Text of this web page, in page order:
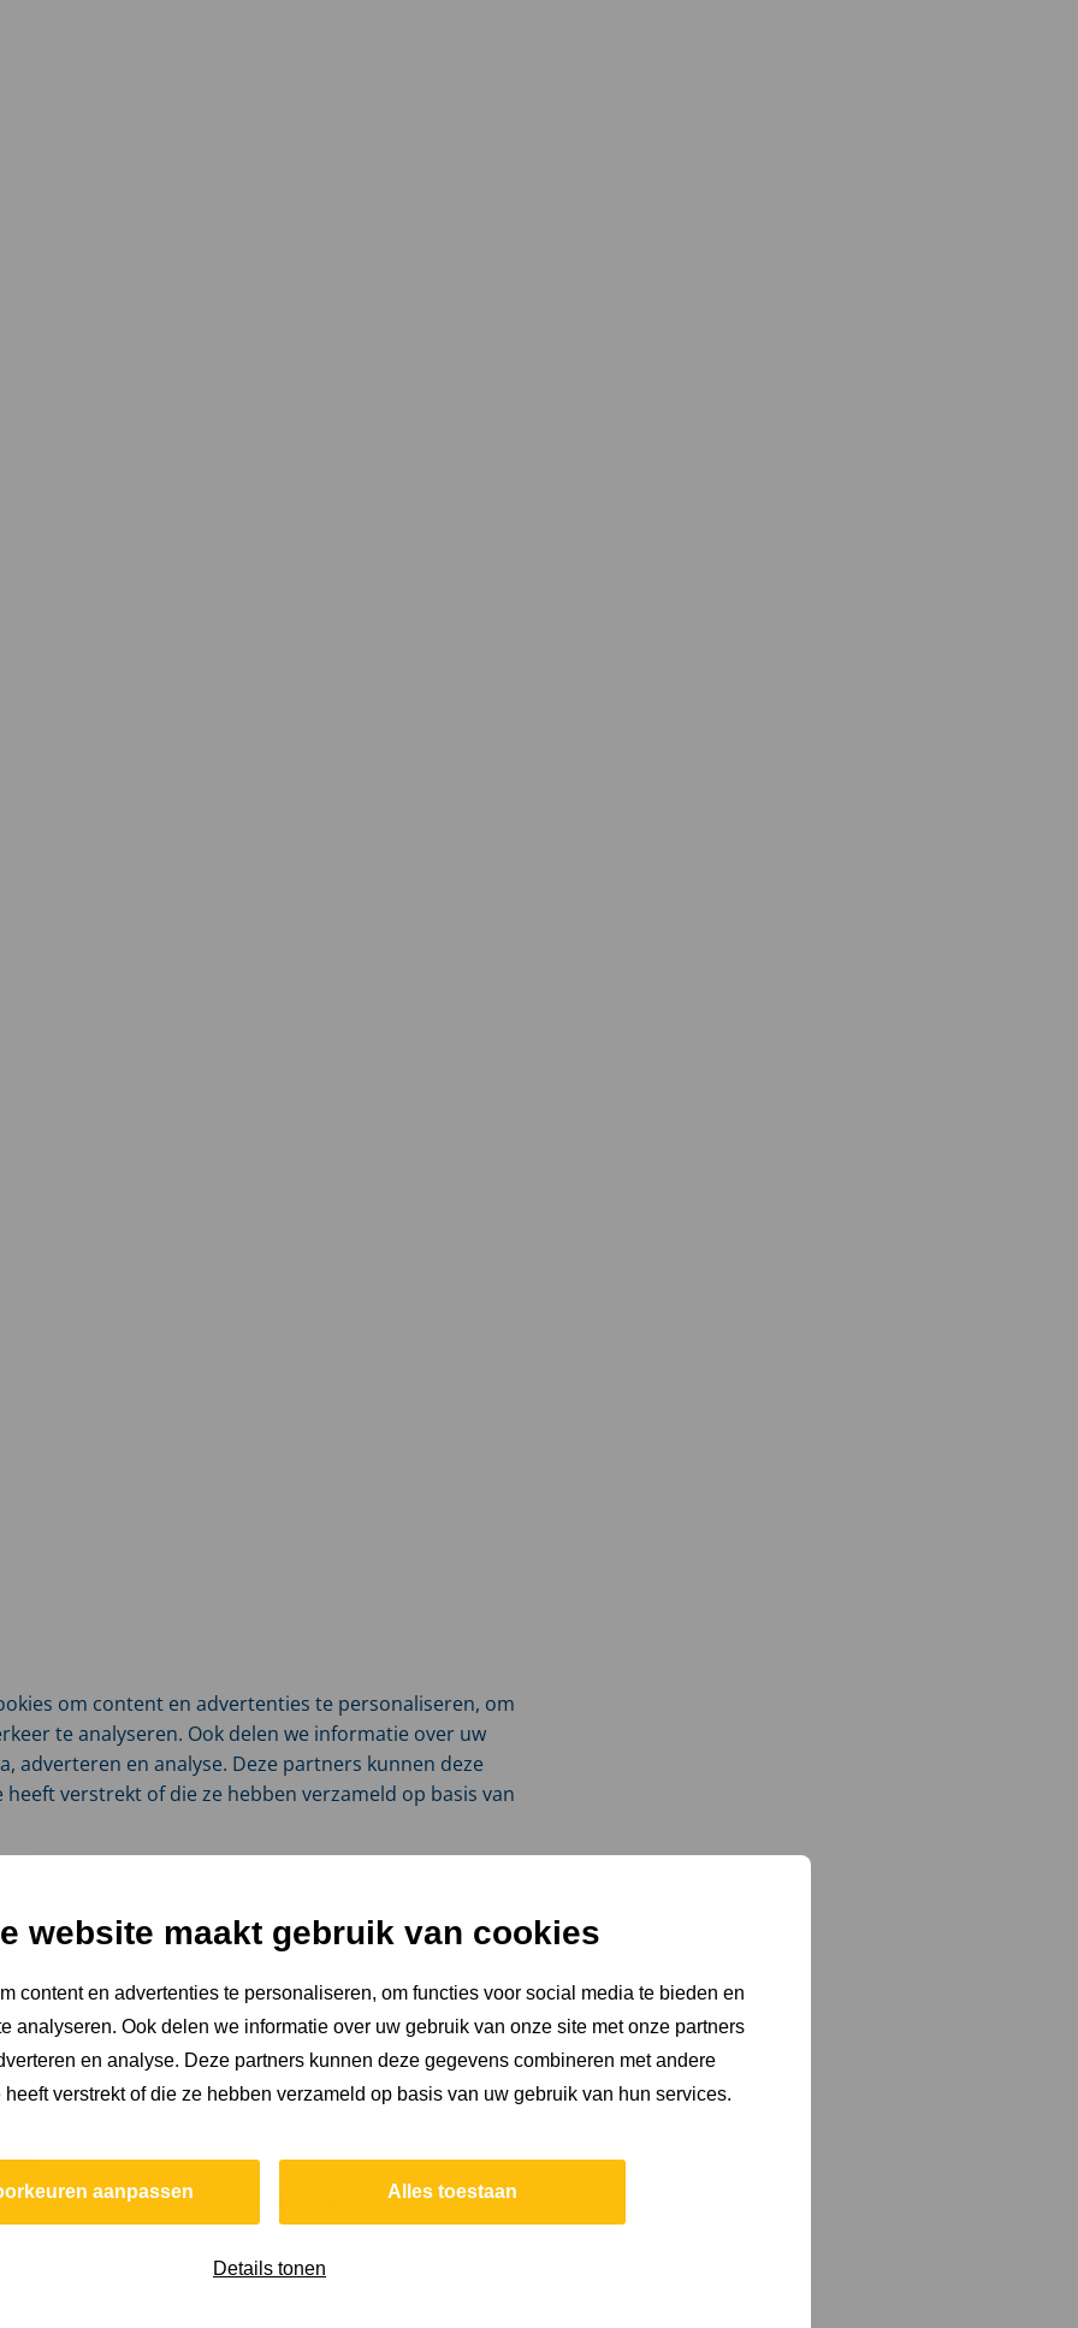
website maakt gebruik van cookies
content en advertenties te personaliseren, om functies voor social media te bieden en
analyseren. Ook delen we informatie over uw gebruik van onze site met onze partners
en analyse. Deze partners kunnen deze gegevens combineren met andere
verstrekt of die ze hebben verzameld op basis van uw gebruik van hun services.
aanpassen Alles toestaan
Details tonen
om content en advertenties te personaliseren, om
te analyseren. Ook delen we informatie over uw
adverteren en analyse. Deze partners kunnen deze
verstrekt of die ze hebben verzameld op basis van
nodig.
Sommige cookies worden geplaatst door diensten
hoe u contact met ons kunt opnemen en hoe we